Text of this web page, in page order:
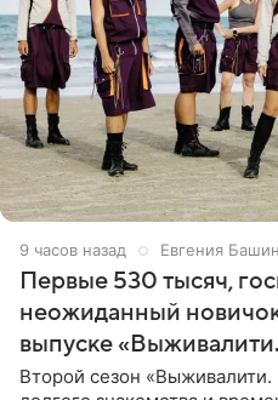
9 часов назад Евгения
Первые 530 тысяч,
неожиданный
выпуске
Второй сезон